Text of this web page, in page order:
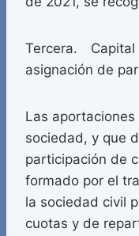
Tercera. Capital
asignación de
Las
sociedad, y que
participación de
formado por el
la sociedad civil
cuotas y de